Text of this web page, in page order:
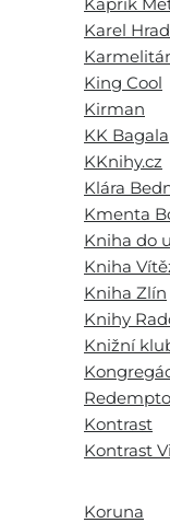
Karel
King Cool
Kirman
KK Bagala
KKnihy.cz
Klára
Kmenta
Kniha do
Kniha
Kniha Zlín
Knihy
Knižní
Kontrast
Kontrast
Koruna